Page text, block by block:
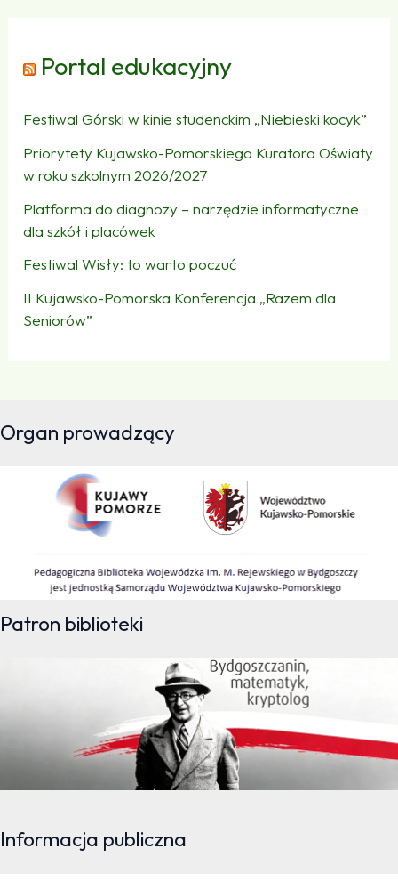
Portal edukacyjny
Festiwal Górski w kinie studenckim „Niebieski kocyk”
Priorytety Kujawsko-Pomorskiego Kuratora Oświaty
w roku szkolnym 2026/2027
Platforma do diagnozy – narzędzie informatyczne
dla szkół i placówek
Festiwal Wisły: to warto poczuć
II Kujawsko-Pomorska Konferencja „Razem dla
Seniorów”
Organ prowadzący
Patron biblioteki
Informacja publiczna